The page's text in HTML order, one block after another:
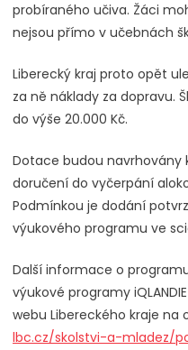
probíraného učiva. Žáci
nejsou přímo v učebnách
Liberecký kraj proto opět
za ně náklady za dopravu.
do výše 20.000 Kč.
Dotace budou navrhovány
doručení do vyčerpání
Podmínkou je dodání
výukového programu ve
Další informace o
výukové programy
webu Libereckého kraje na
lbc.cz/skolstvi-a-mladez/